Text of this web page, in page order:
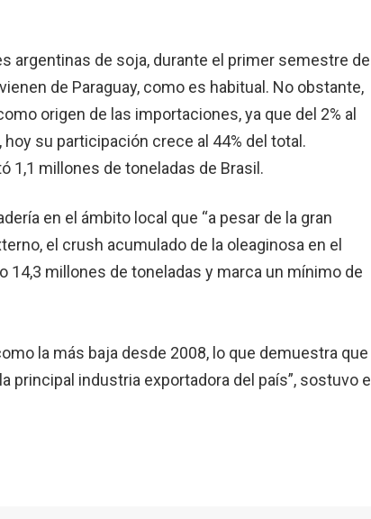
argentinas de soja, durante el primer semestre de
de Paraguay, como es habitual. No obstante,
origen de las importaciones, ya que del 2% al
su participación crece al 44% del total.
1,1 millones de toneladas de Brasil.
en el ámbito local que “a pesar de la gran
el crush acumulado de la oleaginosa en el
14,3 millones de toneladas y marca un mínimo de
la más baja desde 2008, lo que demuestra que
principal industria exportadora del país”, sostuvo el